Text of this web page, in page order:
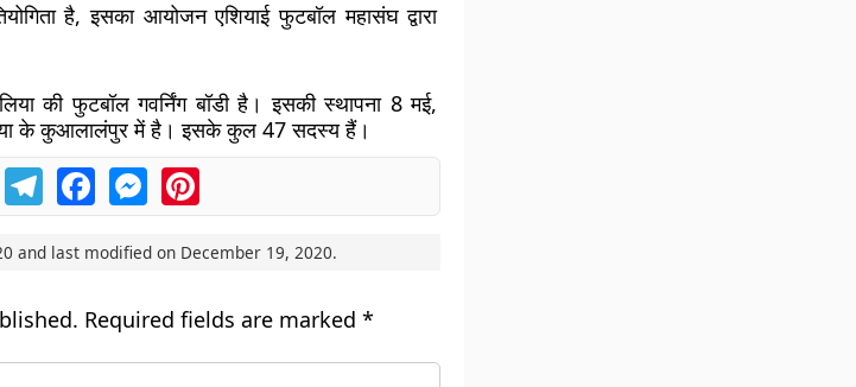
है, इसका आयोजन एशियाई फुटबॉल महासंघ द्वारा
की फुटबॉल गवर्निंग बॉडी है। इसकी स्थापना 8 मई,
के कुआलालंपुर में है। इसके कुल 47 सदस्य हैं।
TelegramFacebookMessengerPinterest
and last modified on December 19, 2020.
Required fields are marked *